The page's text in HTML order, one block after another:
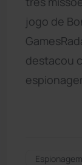
jogo de
destacou
Espionagem